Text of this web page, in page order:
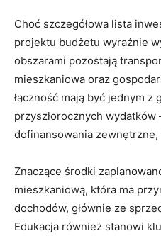
Choć szczegółowa lista
projektu budżetu wyraźnie
obszarami pozostają
mieszkaniowa oraz
łączność mają być jednym z
przyszłorocznych
dofinansowania
Znaczące środki
mieszkaniową, która ma
dochodów, głównie ze
Edukacja również stanowi